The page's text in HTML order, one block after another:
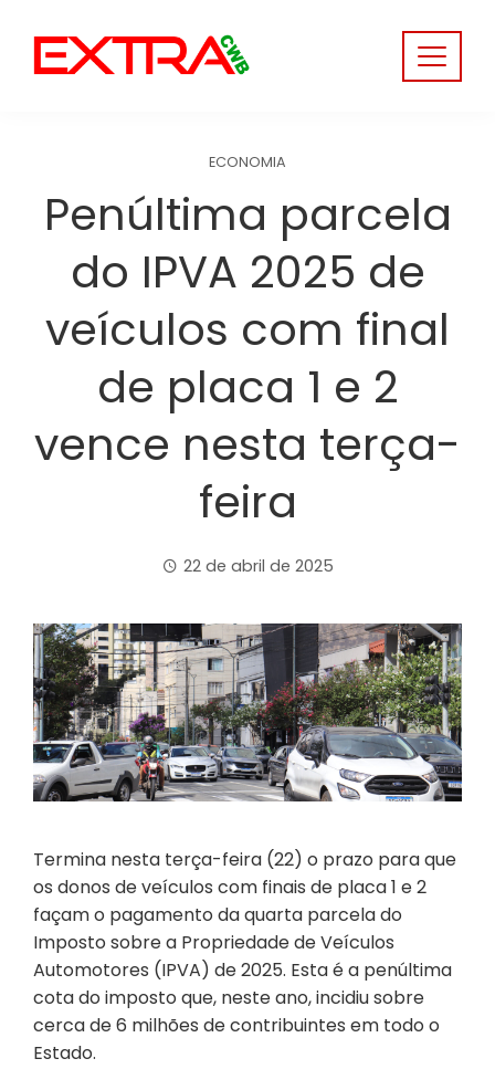
content
ECONOMIA
Penúltima parcela
do IPVA 2025 de
veículos com final
de placa 1 e 2
vence nesta terça-
feira
22 de abril de 2025
Termina nesta terça-feira (22) o prazo para que
os donos de veículos com finais de placa 1 e 2
façam o pagamento da quarta parcela do
Imposto sobre a Propriedade de Veículos
Automotores (IPVA) de 2025. Esta é a penúltima
cota do imposto que, neste ano, incidiu sobre
cerca de 6 milhões de contribuintes em todo o
Estado.